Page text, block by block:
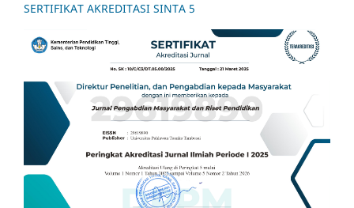
SERTIFIKAT AKREDITASI SINTA 5